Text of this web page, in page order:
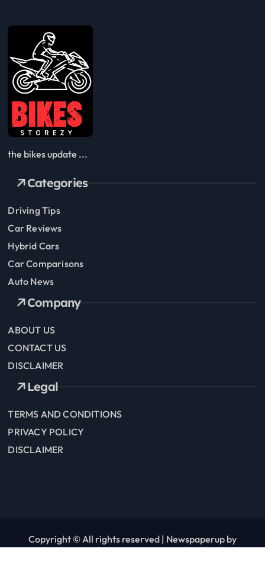
the bikes update ...
Categories
Driving Tips
Car Reviews
Hybrid Cars
Car Comparisons
Auto News
Company
ABOUT US
CONTACT US
DISCLAIMER
Legal
TERMS AND CONDITIONS
PRIVACY POLICY
DISCLAIMER
Copyright © All rights reserved | Newspaperup by